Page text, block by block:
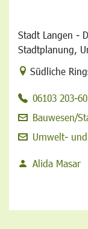
Stadt Langen -
Stadtplanung,
Link zur
Südliche
06103 203-
Bauwesen/
Umwelt-
Alida Masar